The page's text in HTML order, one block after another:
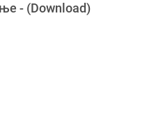
- (Download)